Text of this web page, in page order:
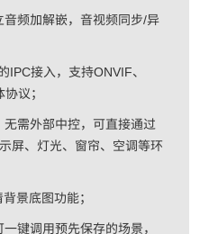
频加解嵌，音视频同步/异
IPC接入，支持ONVIF、
议；
需外部中控，可直接通过
屏、灯光、窗帘、空调等环
景底图功能；
键调用预先保存的场景，